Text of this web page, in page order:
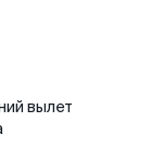
вылет